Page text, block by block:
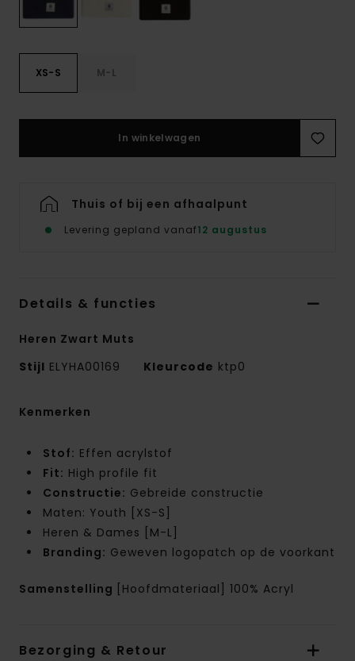
XS-S M-L
In winkelwagen
Thuis of bij een afhaalpunt
Levering gepland vanaf12 augustus
Details & functies
Heren Zwart Muts
Stijl ELYHA00169 Kleurcode ktp0
Kenmerken
Stof: Effen acrylstof
Fit: High profile fit
Constructie: Gebreide constructie
Maten: Youth [XS-S]
Heren & Dames [M-L]
Branding: Geweven logopatch op de voorkant
Samenstelling [Hoofdmateriaal] 100% Acryl
Bezorging & Retour